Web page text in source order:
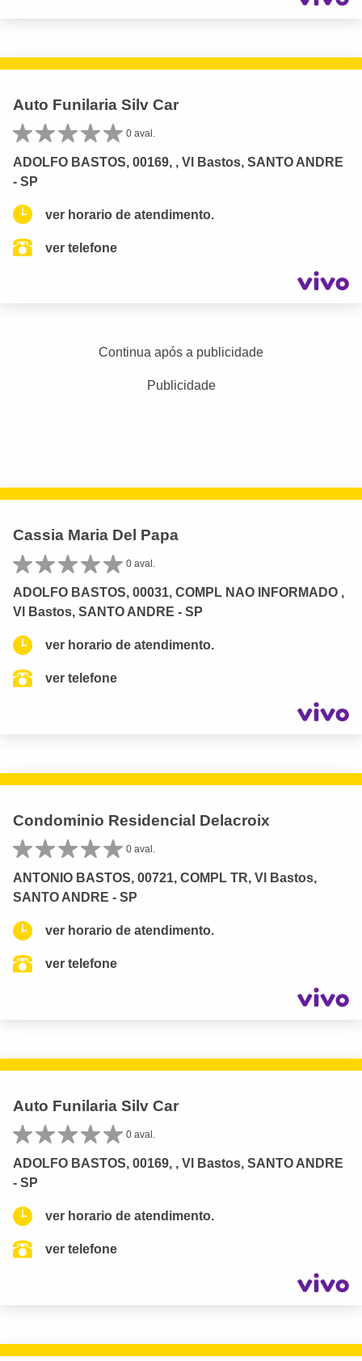
Auto Funilaria Silv Car
0 aval.
ADOLFO BASTOS, 00169, , Vl Bastos, SANTO ANDRE
- SP
ver horario de atendimento.
ver telefone
Continua após a publicidade
Publicidade
Cassia Maria Del Papa
0 aval.
ADOLFO BASTOS, 00031, COMPL NAO INFORMADO ,
Vl Bastos, SANTO ANDRE - SP
ver horario de atendimento.
ver telefone
Condominio Residencial Delacroix
0 aval.
ANTONIO BASTOS, 00721, COMPL TR, Vl Bastos,
SANTO ANDRE - SP
ver horario de atendimento.
ver telefone
Auto Funilaria Silv Car
0 aval.
ADOLFO BASTOS, 00169, , Vl Bastos, SANTO ANDRE
- SP
ver horario de atendimento.
ver telefone